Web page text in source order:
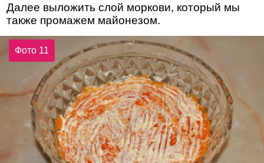
Далее выложить слой моркови, который мы
также промажем майонезом.
Фото 11